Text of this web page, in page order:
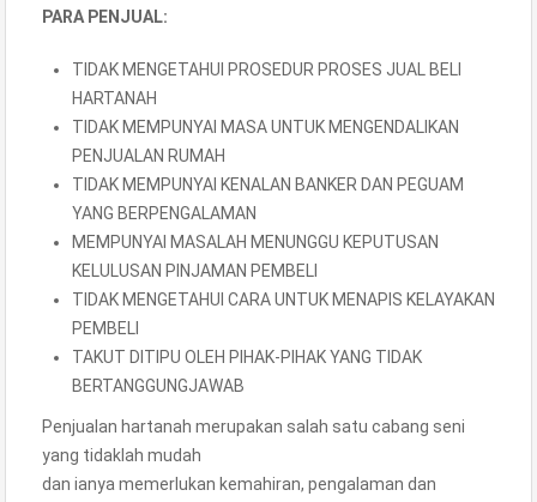
PARA PENJUAL:
TIDAK MENGETAHUI PROSEDUR PROSES JUAL BELI
HARTANAH
TIDAK MEMPUNYAI MASA UNTUK MENGENDALIKAN
PENJUALAN RUMAH
TIDAK MEMPUNYAI KENALAN BANKER DAN PEGUAM
YANG BERPENGALAMAN
MEMPUNYAI MASALAH MENUNGGU KEPUTUSAN
KELULUSAN PINJAMAN PEMBELI
TIDAK MENGETAHUI CARA UNTUK MENAPIS KELAYAKAN
PEMBELI
TAKUT DITIPU OLEH PIHAK-PIHAK YANG TIDAK
BERTANGGUNGJAWAB
Penjualan hartanah merupakan salah satu cabang seni
yang tidaklah mudah
dan ianya memerlukan kemahiran, pengalaman dan